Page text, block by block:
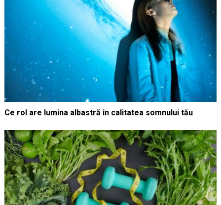
Ce rol are lumina albastră în calitatea somnului tău